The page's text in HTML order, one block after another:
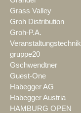
Grass Valley
Groh Distribution
Groh-P.A.
Veranstaltungstechnik
gruppe20
Gschwendtner
Guest-One
Habegger AG
Habegger Austria
HAMBURG OPEN